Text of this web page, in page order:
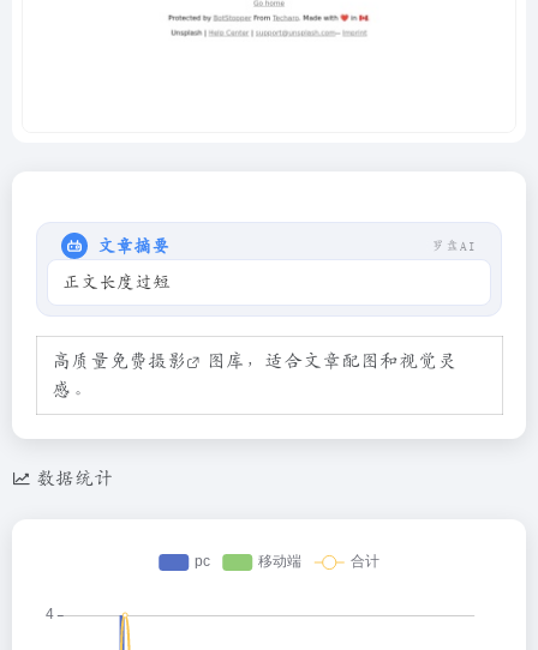
文章摘要 罗盘AI
正文长度过短
高质量免费摄影
图库，适合文章配图和视觉灵
感。
数据统计